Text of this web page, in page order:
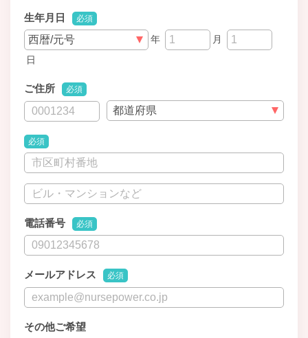
生年月日 必須
年
月
日
ご住所 必須
必須
電話番号 必須
メールアドレス 必須
その他ご希望